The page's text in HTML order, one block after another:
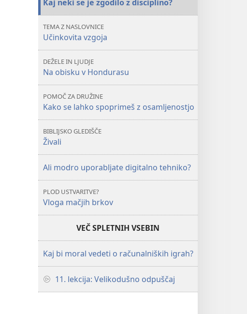
zgodilo
Kaj neki se je zgodilo z disciplino?
TEMA Z NASLOVNICE
Učinkovita vzgoja
DEŽELE IN LJUDJE
Na obisku v Hondurasu
POMOČ ZA DRUŽINE
Kako se lahko spoprimeš z osamljenostjo
BIBLIJSKO GLEDIŠČE
Živali
Ali modro uporabljate digitalno tehniko?
PLOD USTVARITVE?
Vloga mačjih brkov
VEČ SPLETNIH VSEBIN
Kaj bi moral vedeti o računalniških igrah?
11. lekcija: Velikodušno odpuščaj